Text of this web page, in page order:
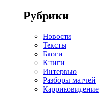
Рубрики
Новости
Тексты
Блоги
Книги
Интервью
Разборы матчей
Карриковидение